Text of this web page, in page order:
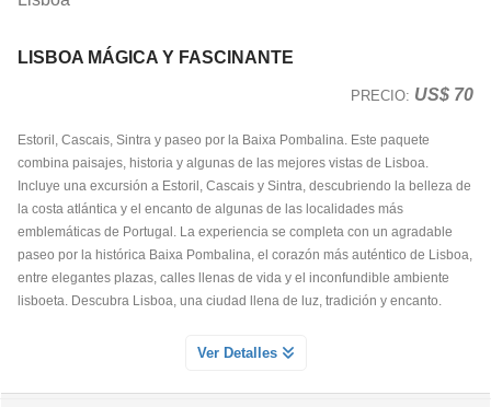
LISBOA MÁGICA Y FASCINANTE
PRECIO: US$ 70
Estoril, Cascais, Sintra y paseo por la Baixa Pombalina. Este paquete
combina paisajes, historia y algunas de las mejores vistas de Lisboa.
Incluye una excursión a Estoril, Cascais y Sintra, descubriendo la belleza de
la costa atlántica y el encanto de algunas de las localidades más
emblemáticas de Portugal. La experiencia se completa con un agradable
paseo por la histórica Baixa Pombalina, el corazón más auténtico de Lisboa,
entre elegantes plazas, calles llenas de vida y el inconfundible ambiente
lisboeta. Descubra Lisboa, una ciudad llena de luz, tradición y encanto.
PASEO POR LAS BELLAS PLAZAS Y LA BAJA POMBALINA
Ver Detalles